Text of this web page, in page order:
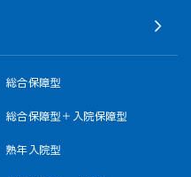
総合保障型
総合保障型＋入院保障型
熟年入院型